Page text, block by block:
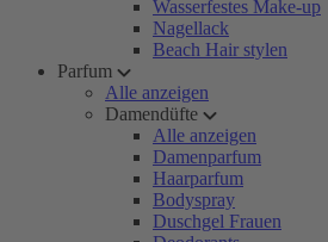
Wasserfestes Make-up
Nagellack
Beach Hair stylen
Parfum
Alle anzeigen
Damendüfte
Alle anzeigen
Damenparfum
Haarparfum
Bodyspray
Duschgel Frauen